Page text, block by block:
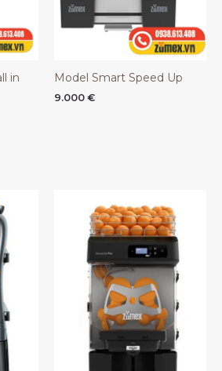
in
Model Smart Speed Up
9.000 €